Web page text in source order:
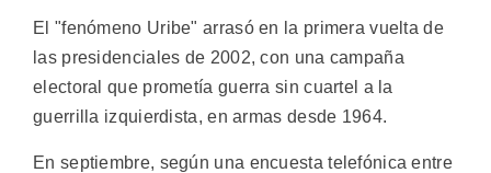
El "fenómeno Uribe" arrasó en la primera vuelta de
las presidenciales de 2002, con una campaña
electoral que prometía guerra sin cuartel a la
guerrilla izquierdista, en armas desde 1964.
En septiembre, según una encuesta telefónica entre